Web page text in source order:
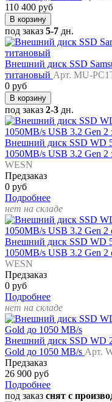
110 400 руб
В корзину
под заказ 5-7 дн.
Внешний диск SSD
титановый Арт. MU-
0 руб
В корзину
под заказ 2-3 дн.
Внешний диск SSD WD
1050MB/s USB 3.2 Gen 2
WESN
Предзаказ
0 руб
Подробнее
нет на складе
Внешний диск SSD WD
1050MB/s USB 3.2 Gen 2
WESN
Предзаказ
0 руб
Подробнее
нет на складе
Внешний диск SSD WD
Gold до 1050 MB/s Арт.
Предзаказ
26 900 руб
Подробнее
под заказ снят с